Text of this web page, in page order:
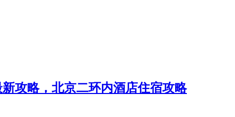
攻略，北京二环内酒店住宿攻略